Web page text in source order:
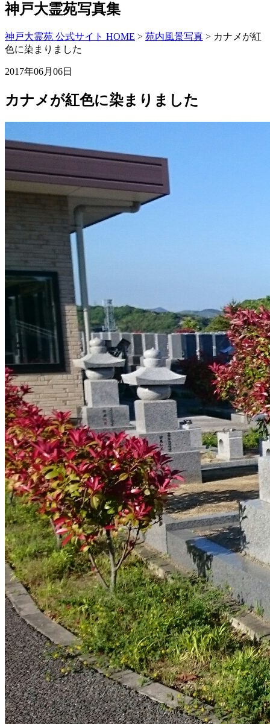
神戸大霊苑写真集
神戸大霊苑 公式サイト HOME > 苑内風景写真 > カナメが紅
色に染まりました
2017年06月06日
カナメが紅色に染まりました